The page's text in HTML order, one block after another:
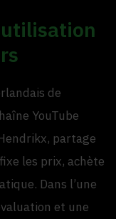
de
YouTube
partage
les prix, achète
Dans l’une
et une